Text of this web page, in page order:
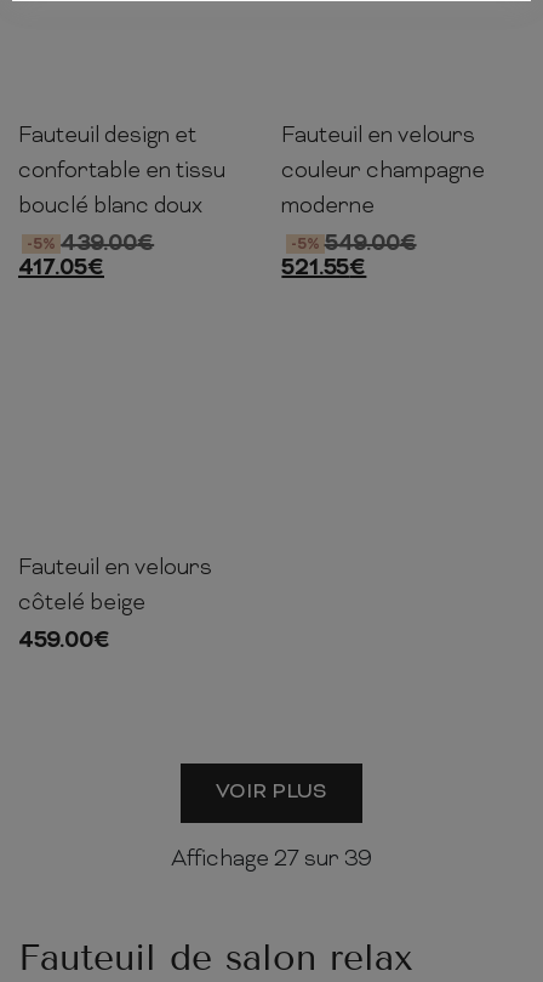
76cm 78cm
Fauteuil design et
confortable en tissu
bouclé blanc doux
439.00€
-5%
417.05€
80cm 106cm 90cm
Fauteuil en velours
couleur champagne
moderne
549.00€
-5%
521.55€
69cm 70cm 79cm
Fauteuil en velours
côtelé beige
459.00€
VOIR PLUS
Affichage 27 sur 39
Fauteuil de salon relax